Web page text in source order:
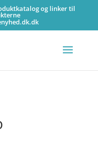
og linker til